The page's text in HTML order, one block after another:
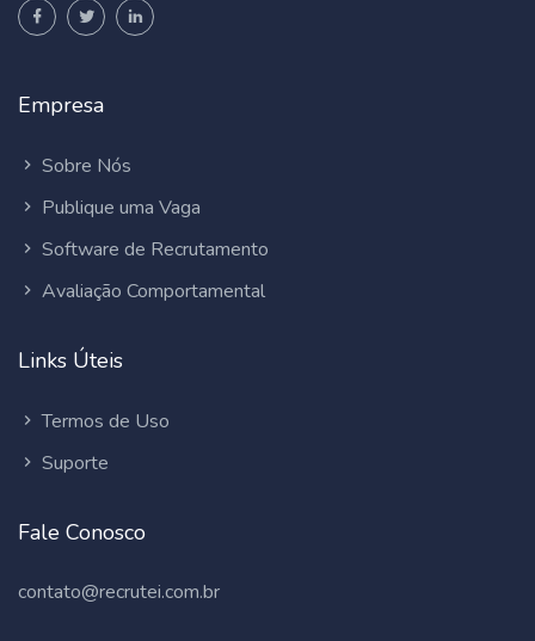
Empresa
Sobre Nós
Publique uma Vaga
Software de Recrutamento
Avaliação Comportamental
Links Úteis
Termos de Uso
Suporte
Fale Conosco
contato@recrutei.com.br